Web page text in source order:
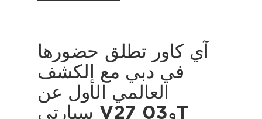
آي كاور تطلق حضورها
في دبي مع الكشف
العالمي الأول عن
سيارتي V27 و03T